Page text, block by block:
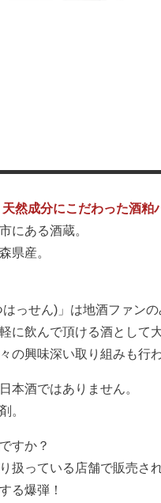
然成分にこだわった酒粕
にある酒蔵。
県産。
っせん)」は地酒ファンの
に飲んで頂ける酒として大
の興味深い取り組みも行
本酒ではありません。
。
すか？
扱っている店舗で販売さ
る爆弾！